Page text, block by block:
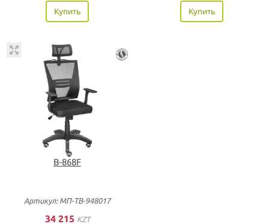
Купить Купить
B-868F
Артикул: МП-ТВ-948017
34 215 KZT